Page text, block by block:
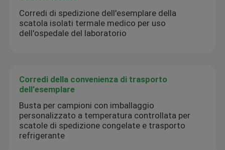
Corredi di spedizione dell'esemplare della
scatola isolati termale medico per uso
dell'ospedale del laboratorio
Corredi della convenienza di trasporto
dell'esemplare
Busta per campioni con imballaggio
personalizzato a temperatura controllata per
scatole di spedizione congelate e trasporto
refrigerante